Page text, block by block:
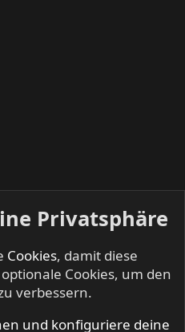
Privatsphäre
Cookies, damit diese
Cookies, um den
verbessern.
und konfiguriere deine